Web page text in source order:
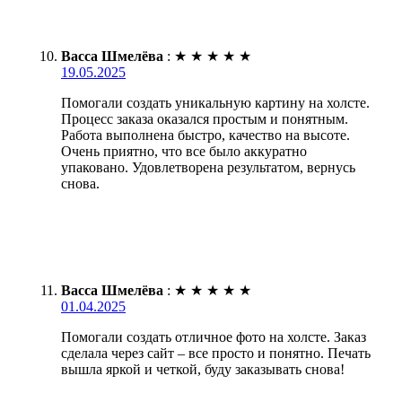
Васса Шмелёва : ★ ★ ★ ★ ★
19.05.2025
Помогали создать уникальную картину на холсте.
Процесс заказа оказался простым и понятным.
Работа выполнена быстро, качество на высоте.
Очень приятно, что все было аккуратно
упаковано. Удовлетворена результатом, вернусь
снова.
Васса Шмелёва : ★ ★ ★ ★ ★
01.04.2025
Помогали создать отличное фото на холсте. Заказ
сделала через сайт – все просто и понятно. Печать
вышла яркой и четкой, буду заказывать снова!